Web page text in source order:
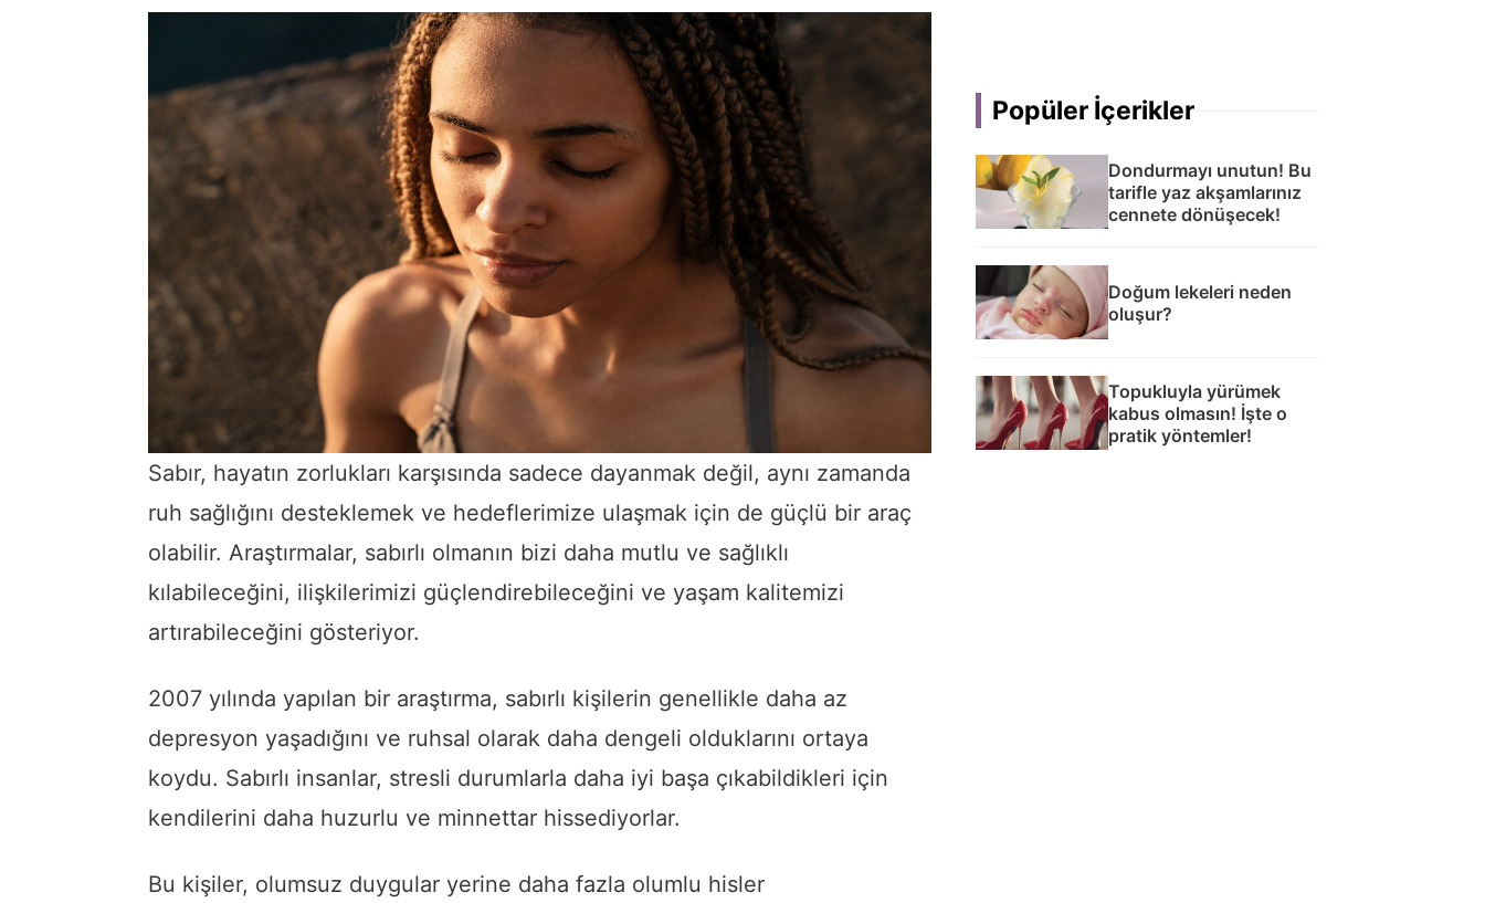
Sabır, hayatın zorlukları karşısında sadece dayanmak değil, aynı zamanda
ruh sağlığını desteklemek ve hedeflerimize ulaşmak için de güçlü bir araç
olabilir. Araştırmalar, sabırlı olmanın bizi daha mutlu ve sağlıklı
kılabileceğini, ilişkilerimizi güçlendirebileceğini ve yaşam kalitemizi
artırabileceğini gösteriyor.
2007 yılında yapılan bir araştırma, sabırlı kişilerin genellikle daha az
depresyon yaşadığını ve ruhsal olarak daha dengeli olduklarını ortaya
koydu. Sabırlı insanlar, stresli durumlarla daha iyi başa çıkabildikleri için
kendilerini daha huzurlu ve minnettar hissediyorlar.
Bu kişiler, olumsuz duygular yerine daha fazla olumlu hisler
Popüler İçerikler
Dondurmayı unutun! Bu
tarifle yaz akşamlarınız
cennete dönüşecek!
Doğum lekeleri neden
oluşur?
Topukluyla yürümek
kabus olmasın! İşte o
pratik yöntemler!